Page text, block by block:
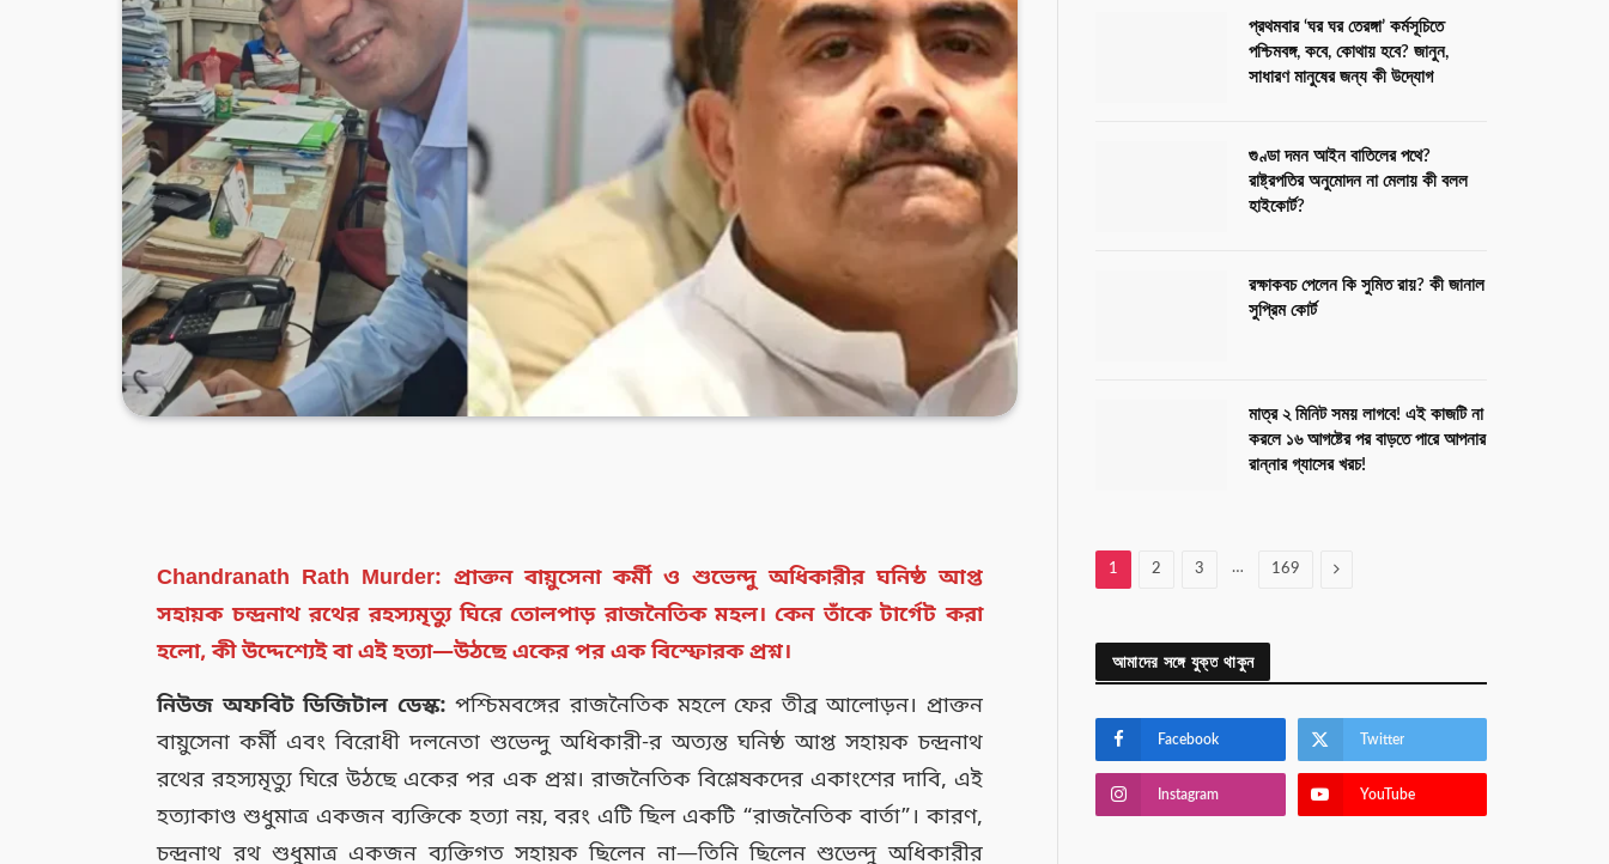
Chandranath Rath Murder: প্রাক্তন বায়ুসেনা কর্মী ও শুভেন্দু অধিকারীর ঘনিষ্ঠ আপ্ত
সহায়ক চন্দ্রনাথ রথের রহস্যমৃত্যু ঘিরে তোলপাড় রাজনৈতিক মহল। কেন তাঁকে টার্গেট করা
হলো, কী উদ্দেশ্যেই বা এই হত্যা—উঠছে একের পর এক বিস্ফোরক প্রশ্ন।
নিউজ অফবিট ডিজিটাল ডেস্ক: পশ্চিমবঙ্গের রাজনৈতিক মহলে ফের তীব্র আলোড়ন। প্রাক্তন
বায়ুসেনা কর্মী এবং বিরোধী দলনেতা শুভেন্দু অধিকারী-র অত্যন্ত ঘনিষ্ঠ আপ্ত সহায়ক চন্দ্রনাথ
রথের রহস্যমৃত্যু ঘিরে উঠছে একের পর এক প্রশ্ন। রাজনৈতিক বিশ্লেষকদের একাংশের দাবি, এই
হত্যাকাণ্ড শুধুমাত্র একজন ব্যক্তিকে হত্যা নয়, বরং এটি ছিল একটি “রাজনৈতিক বার্তা”। কারণ,
চন্দ্রনাথ রথ শুধুমাত্র একজন ব্যক্তিগত সহায়ক ছিলেন না—তিনি ছিলেন শুভেন্দু অধিকারীর
প্রথমবার ‘ঘর ঘর তেরঙ্গা’ কর্মসূচিতে
পশ্চিমবঙ্গ, কবে, কোথায় হবে? জানুন,
সাধারণ মানুষের জন্য কী উদ্যোগ
গুণ্ডা দমন আইন বাতিলের পথে?
রাষ্ট্রপতির অনুমোদন না মেলায় কী বলল
হাইকোর্ট?
রক্ষাকবচ পেলেন কি সুমিত রায়? কী জানাল
সুপ্রিম কোর্ট
মাত্র ২ মিনিট সময় লাগবে! এই কাজটি না
করলে ১৬ আগষ্টের পর বাড়তে পারে আপনার
রান্নার গ্যাসের খরচ!
1 2 3 … 169 Next
আমাদের সঙ্গে যুক্ত থাকুন
Facebook Twitter
Instagram YouTube